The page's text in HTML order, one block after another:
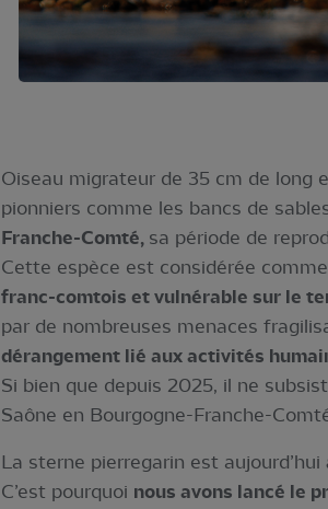
Oiseau migrateur de 35 cm de long
pionniers comme les bancs de
Franche-Comté, sa période de
Cette espèce est considérée comme
franc-comtois et vulnérable sur le
par de nombreuses menaces
dérangement lié aux activités
Si bien que depuis 2025, il ne
Saône en Bourgogne-Franche-
La sterne pierregarin est aujourd’hui
C’est pourquoi nous avons lancé le